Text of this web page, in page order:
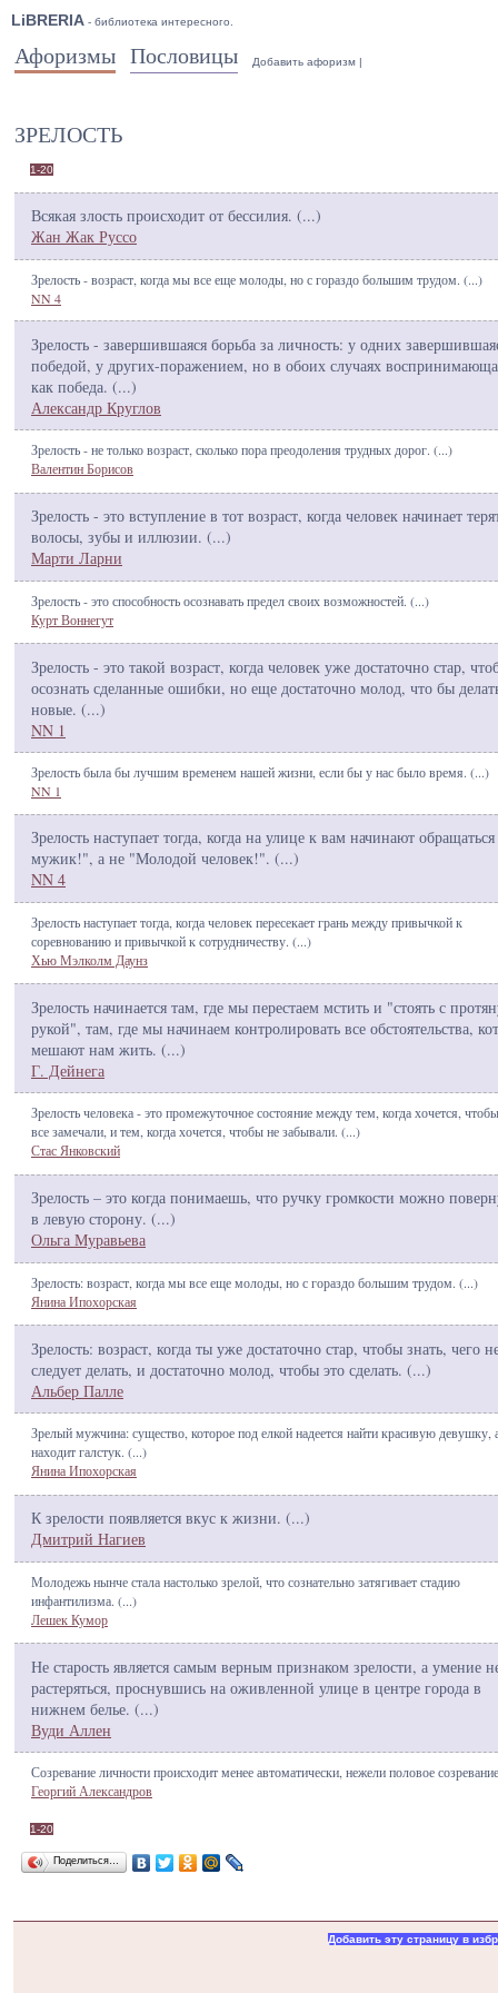
LiBRERIA - библиотека интересного.
Афоризмы Пословицы Добавить афоризм |
ЗРЕЛОСТЬ
1-20
Всякая злость происходит от бессилия. (...)
Жан Жак Руссо
Зрелость - возраст, когда мы все еще молоды, но с гораздо большим трудом. (...)
NN 4
Зрелость - завершившаяся борьба за личность: у одних
победой, у других-поражением, но в обоих случаях
как победа. (...)
Александр Круглов
Зрелость - не только возраст, сколько пора преодоления трудных дорог. (...)
Валентин Борисов
Зрелость - это вступление в тот возраст, когда человек начинает
волосы, зубы и иллюзии. (...)
Марти Ларни
Зрелость - это способность осознавать предел своих возможностей. (...)
Курт Воннегут
Зрелость - это такой возраст, когда человек уже достаточно стар,
осознать сделанные ошибки, но еще достаточно молод, что бы
новые. (...)
NN 1
Зрелость была бы лучшим временем нашей жизни, если бы у нас было время. (...)
NN 1
Зрелость наступает тогда, когда на улице к вам начинают
мужик!", а не "Молодой человек!". (...)
NN 4
Зрелость наступает тогда, когда человек пересекает грань между привычкой к
соревнованию и привычкой к сотрудничеству. (...)
Хью Мэлколм Даунз
Зрелость начинается там, где мы перестаем мстить и "стоять с
рукой", там, где мы начинаем контролировать все обстоятельства,
мешают нам жить. (...)
Г. Дейнега
Зрелость человека - это промежуточное состояние между тем, когда хочется,
все замечали, и тем, когда хочется, чтобы не забывали. (...)
Стас Янковский
Зрелость – это когда понимаешь, что ручку громкости можно
в левую сторону. (...)
Ольга Муравьева
Зрелость: возраст, когда мы все еще молоды, но с гораздо большим трудом. (...)
Янина Ипохорская
Зрелость: возраст, когда ты уже достаточно стар, чтобы знать, чего
следует делать, и достаточно молод, чтобы это сделать. (...)
Альбер Палле
Зрелый мужчина: существо, которое под елкой надеется найти красивую девушку,
находит галстук. (...)
Янина Ипохорская
К зрелости появляется вкус к жизни. (...)
Дмитрий Нагиев
Молодежь нынче стала настолько зрелой, что сознательно затягивает стадию
инфантилизма. (...)
Лешек Кумор
Не старость является самым верным признаком зрелости, а умение
растеряться, проснувшись на оживленной улице в центре города в
нижнем белье. (...)
Вуди Аллен
Созревание личности происходит менее автоматически, нежели половое
Георгий Александров
1-20
Поделиться…
Добавить эту страницу в